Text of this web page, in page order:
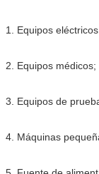
1. Equipos
2. Equipos médicos;
3. Equipos de
4. Máquinas